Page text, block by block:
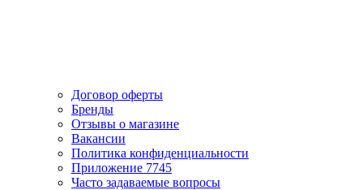
Договор оферты
Бренды
Отзывы о магазине
Вакансии
Политика конфиденциальности
Приложение 7745
Часто задаваемые вопросы